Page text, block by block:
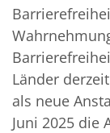
Länder
als neue
Juni 2025 die